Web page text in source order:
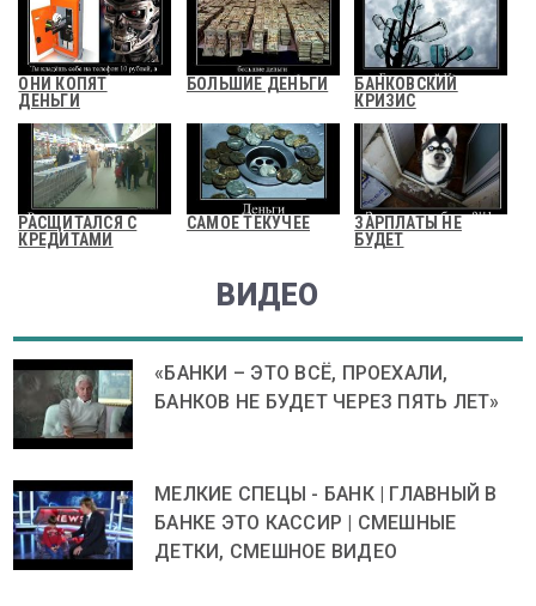
ОНИ КОПЯТ
ДЕНЬГИ
БОЛЬШИЕ ДЕНЬГИ
БАНКОВСКИЙ
КРИЗИС
РАСЩИТАЛСЯ С
КРЕДИТАМИ
САМОЕ ТЕКУЧЕЕ
ЗАРПЛАТЫ НЕ
БУДЕТ
ВИДЕО
«БАНКИ – ЭТО ВСЁ, ПРОЕХАЛИ,
БАНКОВ НЕ БУДЕТ ЧЕРЕЗ ПЯТЬ ЛЕТ»
МЕЛКИЕ СПЕЦЫ - БАНК | ГЛАВНЫЙ В
БАНКЕ ЭТО КАССИР | СМЕШНЫЕ
ДЕТКИ, СМЕШНОЕ ВИДЕО